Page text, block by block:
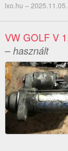
lxo.hu – 2025.11.05.
VW GOLF V
– használt